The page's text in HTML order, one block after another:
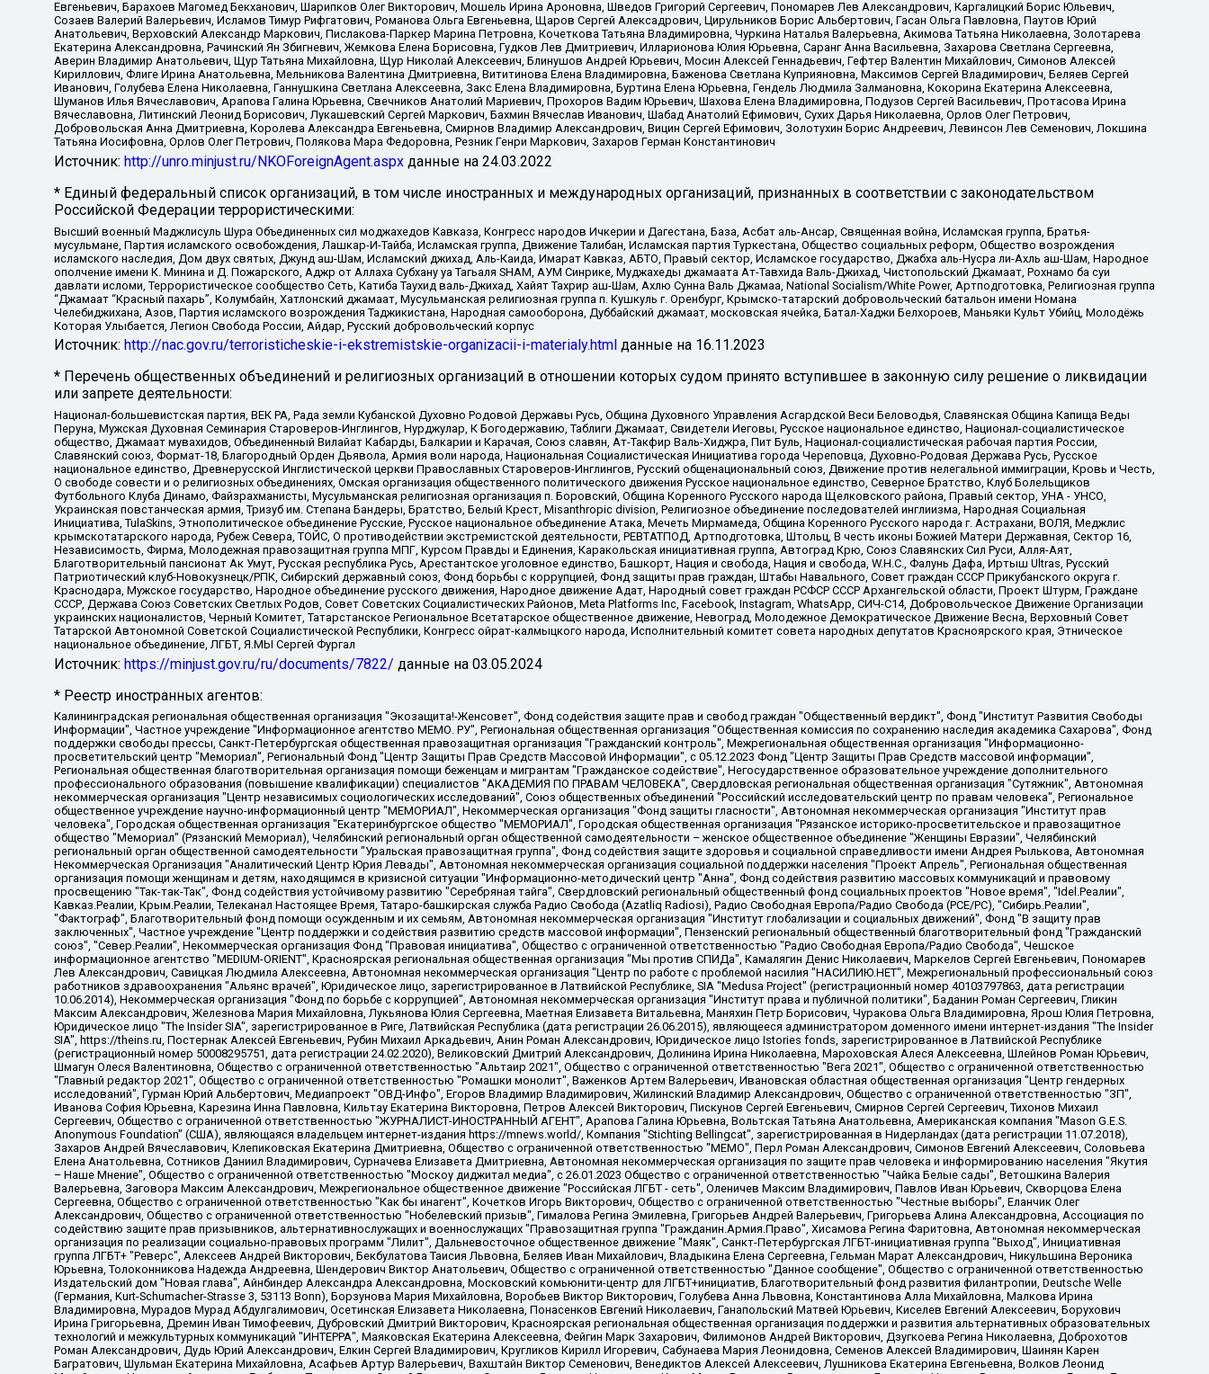
Евгеньевич, Барахоев Магомед Бекханович, Шарипков Олег Викторович, Мошель Ирина Ароновна, Шведов Григорий Сергеевич, Пономарев Лев Александрович, Каргалицкий Борис Юльевич,
Созаев Валерий Валерьевич, Исламов Тимур Рифгатович, Романова Ольга Евгеньевна, Щаров Сергей Алексадрович, Цирульников Борис Альбертович, Гасан Ольга Павловна, Паутов Юрий
Анатольевич, Верховский Александр Маркович, Пислакова-Паркер Марина Петровна, Кочеткова Татьяна Владимировна, Чуркина Наталья Валерьевна, Акимова Татьяна Николаевна, Золотарева
Екатерина Александровна, Рачинский Ян Збигневич, Жемкова Елена Борисовна, Гудков Лев Дмитриевич, Илларионова Юлия Юрьевна, Саранг Анна Васильевна, Захарова Светлана Сергеевна,
Аверин Владимир Анатольевич, Щур Татьяна Михайловна, Щур Николай Алексеевич, Блинушов Андрей Юрьевич, Мосин Алексей Геннадьевич, Гефтер Валентин Михайлович, Симонов Алексей
Кириллович, Флиге Ирина Анатольевна, Мельникова Валентина Дмитриевна, Вититинова Елена Владимировна, Баженова Светлана Куприяновна, Максимов Сергей Владимирович, Беляев Сергей
Иванович, Голубева Елена Николаевна, Ганнушкина Светлана Алексеевна, Закс Елена Владимировна, Буртина Елена Юрьевна, Гендель Людмила Залмановна, Кокорина Екатерина Алексеевна,
Шуманов Илья Вячеславович, Арапова Галина Юрьевна, Свечников Анатолий Мариевич, Прохоров Вадим Юрьевич, Шахова Елена Владимировна, Подузов Сергей Васильевич, Протасова Ирина
Вячеславовна, Литинский Леонид Борисович, Лукашевский Сергей Маркович, Бахмин Вячеслав Иванович, Шабад Анатолий Ефимович, Сухих Дарья Николаевна, Орлов Олег Петрович,
Добровольская Анна Дмитриевна, Королева Александра Евгеньевна, Смирнов Владимир Александрович, Вицин Сергей Ефимович, Золотухин Борис Андреевич, Левинсон Лев Семенович, Локшина
Татьяна Иосифовна, Орлов Олег Петрович, Полякова Мара Федоровна, Резник Генри Маркович, Захаров Герман Константинович
Источник: http://unro.minjust.ru/NKOForeignAgent.aspx данные на 24.03.2022
* Единый федеральный список организаций, в том числе иностранных и международных организаций, признанных в соответствии с законодательством
Российской Федерации террористическими:
Высший военный Маджлисуль Шура Объединенных сил моджахедов Кавказа, Конгресс народов Ичкерии и Дагестана, База, Асбат аль-Ансар, Священная война, Исламская группа, Братья-
мусульмане, Партия исламского освобождения, Лашкар-И-Тайба, Исламская группа, Движение Талибан, Исламская партия Туркестана, Общество социальных реформ, Общество возрождения
исламского наследия, Дом двух святых, Джунд аш-Шам, Исламский джихад, Аль-Каида, Имарат Кавказ, АБТО, Правый сектор, Исламское государство, Джабха аль-Нусра ли-Ахль аш-Шам, Народное
ополчение имени К. Минина и Д. Пожарского, Аджр от Аллаха Субхану уа Тагьаля SHAM, АУМ Синрике, Муджахеды джамаата Ат-Тавхида Валь-Джихад, Чистопольский Джамаат, Рохнамо ба суи
давлати исломи, Террористическое сообщество Сеть, Катиба Таухид валь-Джихад, Хайят Тахрир аш-Шам, Ахлю Сунна Валь Джамаа, National Socialism/White Power, Артподготовка, Религиозная группа
“Джамаат “Красный пахарь”, Колумбайн, Хатлонский джамаат, Мусульманская религиозная группа п. Кушкуль г. Оренбург, Крымско-татарский добровольческий батальон имени Номана
Челебиджихана, Азов, Партия исламского возрождения Таджикистана, Народная самооборона, Дуббайский джамаат, московская ячейка, Батал-Хаджи Белхороев, Маньяки Культ Убийц, Молодёжь
Которая Улыбается, Легион Свобода России, Айдар, Русский добровольческий корпус
Источник: http://nac.gov.ru/terroristicheskie-i-ekstremistskie-organizacii-i-materialy.html данные на 16.11.2023
* Перечень общественных объединений и религиозных организаций в отношении которых судом принято вступившее в законную силу решение о ликвидации
или запрете деятельности:
Национал-большевистская партия, ВЕК РА, Рада земли Кубанской Духовно Родовой Державы Русь, Община Духовного Управления Асгардской Веси Беловодья, Славянская Община Капища Веды
Перуна, Мужская Духовная Семинария Староверов-Инглингов, Нурджулар, К Богодержавию, Таблиги Джамаат, Свидетели Иеговы, Русское национальное единство, Национал-социалистическое
общество, Джамаат мувахидов, Объединенный Вилайат Кабарды, Балкарии и Карачая, Союз славян, Ат-Такфир Валь-Хиджра, Пит Буль, Национал-социалистическая рабочая партия России,
Славянский союз, Формат-18, Благородный Орден Дьявола, Армия воли народа, Национальная Социалистическая Инициатива города Череповца, Духовно-Родовая Держава Русь, Русское
национальное единство, Древнерусской Инглистической церкви Православных Староверов-Инглингов, Русский общенациональный союз, Движение против нелегальной иммиграции, Кровь и Честь,
О свободе совести и о религиозных объединениях, Омская организация общественного политического движения Русское национальное единство, Северное Братство, Клуб Болельщиков
Футбольного Клуба Динамо, Файзрахманисты, Мусульманская религиозная организация п. Боровский, Община Коренного Русского народа Щелковского района, Правый сектор, УНА - УНСО,
Украинская повстанческая армия, Тризуб им. Степана Бандеры, Братство, Белый Крест, Misanthropic division, Религиозное объединение последователей инглиизма, Народная Социальная
Инициатива, TulaSkins, Этнополитическое объединение Русские, Русское национальное объединение Атака, Мечеть Мирмамеда, Община Коренного Русского народа г. Астрахани, ВОЛЯ, Меджлис
крымскотатарского народа, Рубеж Севера, ТОЙС, О противодействии экстремистской деятельности, РЕВТАТПОД, Артподготовка, Штольц, В честь иконы Божией Матери Державная, Сектор 16,
Независимость, Фирма, Молодежная правозащитная группа МПГ, Курсом Правды и Единения, Каракольская инициативная группа, Автоград Крю, Союз Славянских Сил Руси, Алля-Аят,
Благотворительный пансионат Ак Умут, Русская республика Русь, Арестантское уголовное единство, Башкорт, Нация и свобода, Нация и свобода, W.H.С., Фалунь Дафа, Иртыш Ultras, Русский
Патриотический клуб-Новокузнецк/РПК, Сибирский державный союз, Фонд борьбы с коррупцией, Фонд защиты прав граждан, Штабы Навального, Совет граждан СССР Прикубанского округа г.
Краснодара, Мужское государство, Народное объединение русского движения, Народное движение Адат, Народный совет граждан РСФСР СССР Архангельской области, Проект Штурм, Граждане
СССР, Держава Союз Советских Светлых Родов, Совет Советских Социалистических Районов, Meta Platforms Inc, Facebook, Instagram, WhatsApp, СИЧ-С14, Добровольческое Движение Организации
украинских националистов, Черный Комитет, Татарстанское Региональное Всетатарское общественное движение, Невоград, Молодежное Демократическое Движение Весна, Верховный Совет
Татарской Автономной Советской Социалистической Республики, Конгресс ойрат-калмыцкого народа, Исполнительный комитет совета народных депутатов Красноярского края, Этническое
национальное объединение, ЛГБТ, Я.МЫ Сергей Фургал
Источник: https://minjust.gov.ru/ru/documents/7822/ данные на 03.05.2024
* Реестр иностранных агентов:
Калининградская региональная общественная организация "Экозащита!-Женсовет", Фонд содействия защите прав и свобод граждан "Общественный вердикт", Фонд "Институт Развития Свободы Информации", Частное учреждение "Информационное агентство МЕМО. РУ", Региональная общественная организация "Общественная комиссия по сохранению наследия академика Сахарова", Фонд поддержки свободы прессы, Санкт-Петербургская общественная правозащитная организация "Гражданский контроль", Межрегиональная общественная организация "Информационно-просветительский центр "Мемориал", Региональный Фонд "Центр Защиты Прав Средств Массовой Информации", с 05.12.2023 Фонд "Центр Защиты Прав Средств массовой информации", Региональная общественная благотворительная организация помощи беженцам и мигрантам "Гражданское содействие", Негосударственное образовательное учреждение дополнительного профессионального образования (повышение квалификации) специалистов "АКАДЕМИЯ ПО ПРАВАМ ЧЕЛОВЕКА", Свердловская региональная общественная организация "Сутяжник", Автономная некоммерческая организация "Центр независимых социологических исследований", Союз общественных объединений "Российский исследовательский центр по правам человека", Региональное общественное учреждение научно-информационный центр "МЕМОРИАЛ", Некоммерческая организация "Фонд защиты гласности", Автономная некоммерческая организация "Институт прав человека", Городская общественная организация "Екатеринбургское общество "МЕМОРИАЛ", Городская общественная организация "Рязанское историко-просветительское и правозащитное общество "Мемориал" (Рязанский Мемориал), Челябинский региональный орган общественной самодеятельности – женское общественное объединение "Женщины Евразии", Челябинский региональный орган общественной самодеятельности "Уральская правозащитная группа", Фонд содействия защите здоровья и социальной справедливости имени Андрея Рылькова, Автономная Некоммерческая Организация "Аналитический Центр Юрия Левады", Автономная некоммерческая организация социальной поддержки населения "Проект Апрель", Региональная общественная организация помощи женщинам и детям, находящимся в кризисной ситуации "Информационно-методический центр "Анна", Фонд содействия развитию массовых коммуникаций и правовому просвещению "Так-так-Так", Фонд содействия устойчивому развитию "Серебряная тайга", Свердловский региональный общественный фонд социальных проектов "Новое время", "Idel.Реалии", Кавказ.Реалии, Крым.Реалии, Телеканал Настоящее Время, Татаро-башкирская служба Радио Свобода (Azatliq Radiosi), Радио Свободная Европа/Радио Свобода (PCE/PC), "Сибирь.Реалии", "Фактограф", Благотворительный фонд помощи осужденным и их семьям, Автономная некоммерческая организация "Институт глобализации и социальных движений", Фонд "В защиту прав заключенных", Частное учреждение "Центр поддержки и содействия развитию средств массовой информации", Пензенский региональный общественный благотворительный фонд "Гражданский союз", "Север.Реалии", Некоммерческая организация Фонд "Правовая инициатива", Общество с ограниченной ответственностью "Радио Свободная Европа/Радио Свобода", Чешское информационное агентство "MEDIUM-ORIENT", Красноярская региональная общественная организация "Мы против СПИДа", Камалягин Денис Николаевич, Маркелов Сергей Евгеньевич, Пономарев Лев Александрович, Савицкая Людмила Алексеевна, Автономная некоммерческая организация "Центр по работе с проблемой насилия "НАСИЛИЮ.НЕТ", Межрегиональный профессиональный союз работников здравоохранения "Альянс врачей", Юридическое лицо, зарегистрированное в Латвийской Республике, SIA "Medusa Project" (регистрационный номер 40103797863, дата регистрации 10.06.2014), Некоммерческая организация "Фонд по борьбе с коррупцией", Автономная некоммерческая организация "Институт права и публичной политики", Баданин Роман Сергеевич, Гликин Максим Александрович, Железнова Мария Михайловна, Лукьянова Юлия Сергеевна, Маетная Елизавета Витальевна, Маняхин Петр Борисович, Чуракова Ольга Владимировна, Ярош Юлия Петровна, Юридическое лицо "The Insider SIA", зарегистрированное в Риге, Латвийская Республика (дата регистрации 26.06.2015), являющееся администратором доменного имени интернет-издания "The Insider SIA", https://theins.ru, Постернак Алексей Евгеньевич, Рубин Михаил Аркадьевич, Анин Роман Александрович, Юридическое лицо Istories fonds, зарегистрированное в Латвийской Республике (регистрационный номер 50008295751, дата регистрации 24.02.2020), Великовский Дмитрий Александрович, Долинина Ирина Николаевна, Мароховская Алеся Алексеевна, Шлейнов Роман Юрьевич, Шмагун Олеся Валентиновна, Общество с ограниченной ответственностью "Альтаир 2021", Общество с ограниченной ответственностью "Вега 2021", Общество с ограниченной ответственностью "Главный редактор 2021", Общество с ограниченной ответственностью "Ромашки монолит", Важенков Артем Валерьевич, Ивановская областная общественная организация "Центр гендерных исследований", Гурман Юрий Альбертович, Медиапроект "ОВД-Инфо", Егоров Владимир Владимирович, Жилинский Владимир Александрович, Общество с ограниченной ответственностью "ЗП", Иванова София Юрьевна, Карезина Инна Павловна, Кильтау Екатерина Викторовна, Петров Алексей Викторович, Пискунов Сергей Евгеньевич, Смирнов Сергей Сергеевич, Тихонов Михаил Сергеевич, Общество с ограниченной ответственностью "ЖУРНАЛИСТ-ИНОСТРАННЫЙ АГЕНТ", Арапова Галина Юрьевна, Вольтская Татьяна Анатольевна, Американская компания "Mason G.E.S. Anonymous Foundation" (США), являющаяся владельцем интернет-издания https://mnews.world/, Компания "Stichting Bellingcat", зарегистрированная в Нидерландах (дата регистрации 11.07.2018), Захаров Андрей Вячеславович, Клепиковская Екатерина Дмитриевна, Общество с ограниченной ответственностью "МЕМО", Перл Роман Александрович, Симонов Евгений Алексеевич, Соловьева Елена Анатольевна, Сотников Даниил Владимирович, Сурначева Елизавета Дмитриевна, Автономная некоммерческая организация по защите прав человека и информированию населения "Якутия – Наше Мнение", Общество с ограниченной ответственностью "Москоу диджитал медиа", с 26.01.2023 Общество с ограниченной ответственностью "Чайка Белые сады", Ветошкина Валерия Валерьевна, Заговора Максим Александрович, Межрегиональное общественное движение "Российская ЛГБТ - сеть", Оленичев Максим Владимирович, Павлов Иван Юрьевич, Скворцова Елена Сергеевна, Общество с ограниченной ответственностью "Как бы инагент", Кочетков Игорь Викторович, Общество с ограниченной ответственностью "Честные выборы", Еланчик Олег Александрович, Общество с ограниченной ответственностью "Нобелевский призыв", Гималова Регина Эмилевна, Григорьев Андрей Валерьевич, Григорьева Алина Александровна, Ассоциация по содействию защите прав призывников, альтернативнослужащих и военнослужащих "Правозащитная группа "Гражданин.Армия.Право", Хисамова Регина Фаритовна, Автономная некоммерческая организация по реализации социально-правовых программ "Лилит", Дальневосточное общественное движение "Маяк", Санкт-Петербургская ЛГБТ-инициативная группа "Выход", Инициативная группа ЛГБТ+ "Реверс", Алексеев Андрей Викторович, Бекбулатова Таисия Львовна, Беляев Иван Михайлович, Владыкина Елена Сергеевна, Гельман Марат Александрович, Никульшина Вероника Юрьевна, Толоконникова Надежда Андреевна, Шендерович Виктор Анатольевич, Общество с ограниченной ответственностью "Данное сообщение", Общество с ограниченной ответственностью Издательский дом "Новая глава", Айнбиндер Александра Александровна, Московский комьюнити-центр для ЛГБТ+инициатив, Благотворительный фонд развития филантропии, Deutsche Welle (Германия, Kurt-Schumacher-Strasse 3, 53113 Bonn), Борзунова Мария Михайловна, Воробьев Виктор Викторович, Голубева Анна Львовна, Константинова Алла Михайловна, Малкова Ирина Владимировна, Мурадов Мурад Абдулгалимович, Осетинская Елизавета Николаевна, Понасенков Евгений Николаевич, Ганапольский Матвей Юрьевич, Киселев Евгений Алексеевич, Борухович Ирина Григорьевна, Дремин Иван Тимофеевич, Дубровский Дмитрий Викторович, Красноярская региональная общественная организация поддержки и развития альтернативных образовательных технологий и межкультурных коммуникаций "ИНТЕРРА", Маяковская Екатерина Алексеевна, Фейгин Марк Захарович, Филимонов Андрей Викторович, Дзугкоева Регина Николаевна, Доброхотов Роман Александрович, Дудь Юрий Александрович, Елкин Сергей Владимирович, Кругликов Кирилл Игоревич, Сабунаева Мария Леонидовна, Семенов Алексей Владимирович, Шаинян Карен Багратович, Шульман Екатерина Михайловна, Асафьев Артур Валерьевич, Вахштайн Виктор Семенович, Венедиктов Алексей Алексеевич, Лушникова Екатерина Евгеньевна, Волков Леонид Михайлович, Невзоров Александр Глебович, Пархоменко Сергей Борисович, Сироткин Ярослав Николаевич, Кара-Мурза Владимир Владимирович, Баранова Наталья Владимировна, Гозман Леонид Яковлевич, Кагарлицкий Борис Юльевич, Климарев Михаил Валерьевич, Милов Владимир Станиславович, Автономная некоммерческая организация Краснодарский центр современного искусства "Типография", Моргенштерн Алишер Тагирович, Соболь Любовь Эдуардовна, Общество с ограниченной ответственностью "ЛИЗА НОРМ", Каспаров Гарри Кимович, Ходорковский Михаил Борисович, Общество с ограниченной ответственностью "Апрельские тезисы", Данилович Ирина Брониславовна, Кашин Олег Владимирович, Петров Николай Владимирович, Пивоваров Алексей Владимирович, Соколов Михаил Владимирович, Цветкова Юлия Владимировна, Чичваркин Евгений Александрович, Комитет против пыток/Команда против пыток, Общество с ограниченной ответственностью "Первый научный", Общество с ограниченной ответственностью "Вертолет и ко", Белоцерковская Вероника Борисовна, Кац Максим Евгеньевич, Лазарева Татьяна Юрьевна, Шаведдинов Руслан Табризович, Яшин Илья Валерьевич, Общество с ограниченной ответственностью "Иноагент ААВ", Алешковский Дмитрий Петрович, Альбац Евгения Марковна, Быков Дмитрий Львович, Галямина Юлия Евгеньевна, Лойко Сергей Леонидович, Мартынов Кирилл Константинович, Медведев Сергей Александрович, Крашенинников Федор Геннадиевич, Гордеева Катерина Вл